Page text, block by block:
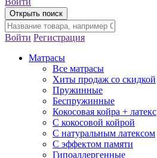
Открыть поиск
Войти Регистрация
Матрасы
Все матрасы
Хиты продаж со скидкой
Пружинные
Беспружинные
Кокосовая койра + латекс
С кокосовой койрой
С натуральным латексом
С эффектом памяти
Гипоаллергенные